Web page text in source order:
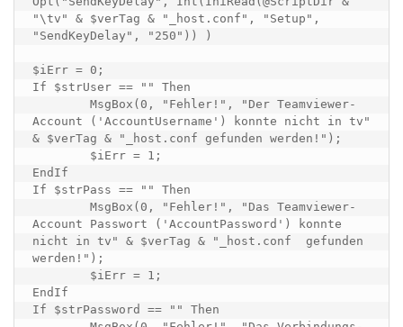
"\tv" & $verTag & "_host.conf", "Setup",
"SendKeyDelay", "250")) )
$iErr = 0;
If $strUser == "" Then
Account ('AccountUsername') konnte nicht in tv"
& $verTag & "_host.conf gefunden werden!");
EndIf
If $strPass == "" Then
Account Passwort ('AccountPassword') konnte
nicht in tv" & $verTag & "_host.conf  gefunden
werden!");
EndIf
If $strPassword == "" Then